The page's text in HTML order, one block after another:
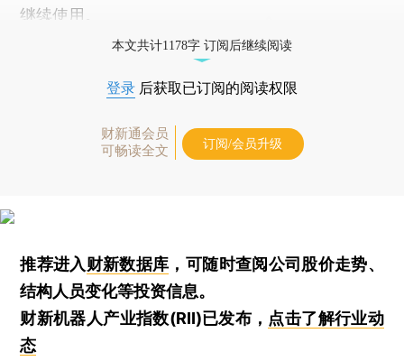
继续使用。
本文共计1178字 订阅后继续阅读
登录 后获取已订阅的阅读权限
财新通会员
可畅读全文
订阅/会员升级
推荐进入财新数据库 ，可随时查阅公司股价走势、
结构人员变化等投资信息。
财新机器人产业指数(RII)已发布， 点击了解行业动
态